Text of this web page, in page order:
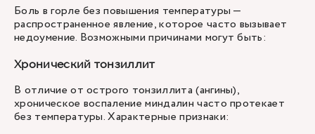
Боль в горле без повышения температуры —
распространенное явление, которое часто вызывает
недоумение. Возможными причинами могут быть:
Хронический тонзиллит
В отличие от острого тонзиллита (ангины),
хроническое воспаление миндалин часто протекает
без температуры. Характерные признаки: